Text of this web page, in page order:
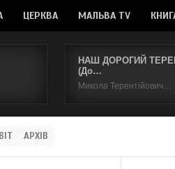
ЦЕРКВА МАЛЬВА TV
НАШ ДОРОГИЙ
(До…
Микола Терентійович…
АРХІВ